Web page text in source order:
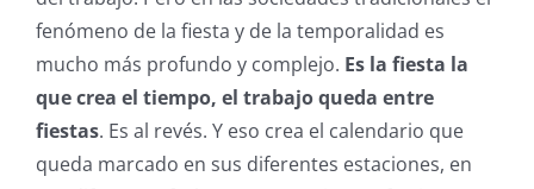
fenómeno de la fiesta y de la temporalidad es
mucho más profundo y complejo. Es la fiesta la
que crea el tiempo, el trabajo queda entre
fiestas. Es al revés. Y eso crea el calendario que
queda marcado en sus diferentes estaciones, en